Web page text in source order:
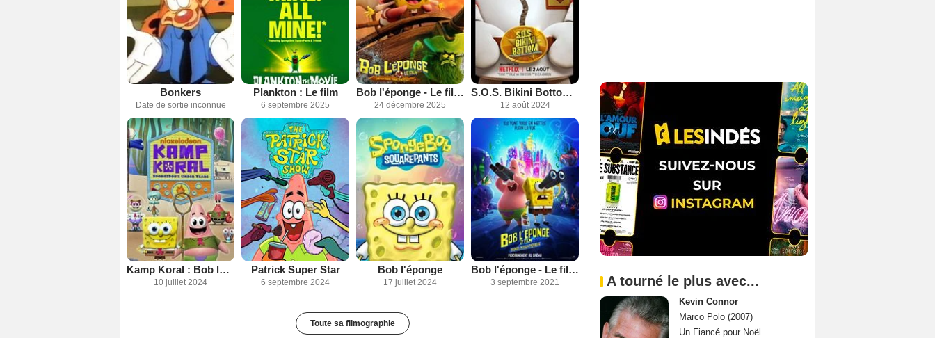
Bonkers
Date de sortie inconnue
Plankton : Le film
6 septembre 2025
Bob l'éponge - Le film : un pour tous, tous pirates !
24 décembre 2025
S.O.S. Bikini Bottom : Une mission pour Sandy Écureuil
12 août 2024
Kamp Koral : Bob la petite éponge
10 juillet 2024
Patrick Super Star
6 septembre 2024
Bob l'éponge
17 juillet 2024
Bob l'éponge - Le film : Éponge en eaux troubles
3 septembre 2021
Toute sa filmographie
A tourné le plus avec...
Kevin Connor
Marco Polo (2007)
Un Fiancé pour Noël